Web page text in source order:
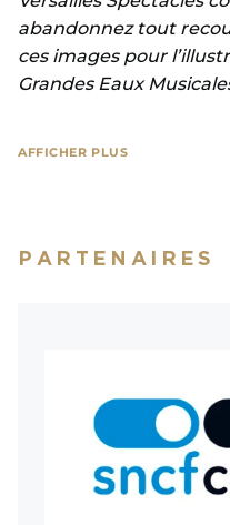
abandonnez tout
ces images pour
Grandes Eaux
AFFICHER PLUS
PARTENAIRES